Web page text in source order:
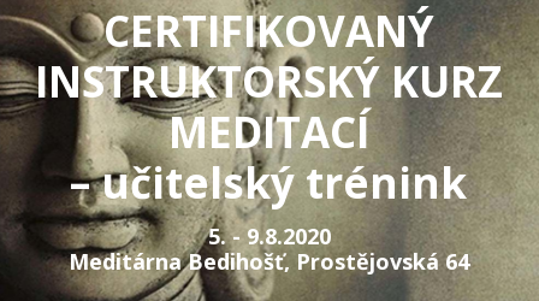
CERTIFIKOVANÝ
INSTRUKTORSKÝ KURZ
MEDITACÍ
– učitelský trénink
5. - 9.8.2020
Meditárna Bedihošť, Prostějovská 64